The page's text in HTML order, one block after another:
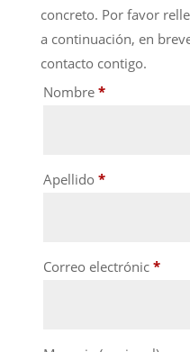
concreto. Por favor
a continuación, en
contacto contigo.
Nombre *
Apellido *
Correo electrónic *